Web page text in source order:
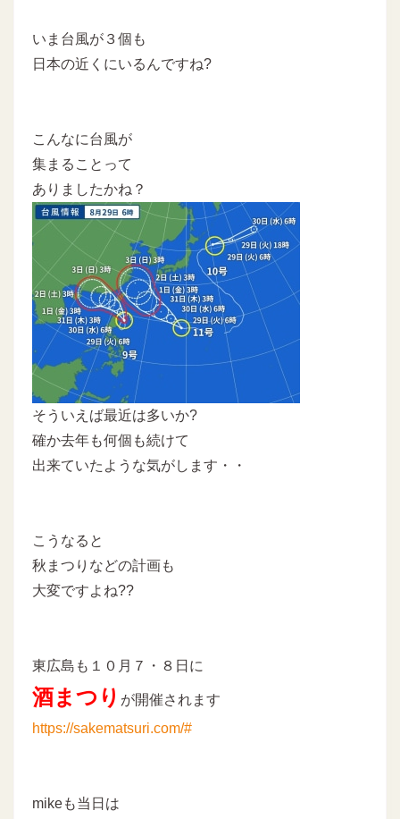
いま台風が３個も
日本の近くにいるんですね?
こんなに台風が
集まることって
ありましたかね？
そういえば最近は多いか?
確か去年も何個も続けて
出来ていたような気がします・・
こうなると
秋まつりなどの計画も
大変ですよね??
東広島も１０月７・８日に
酒まつり が開催されます
https://sakematsuri.com/#
mikeも当日は